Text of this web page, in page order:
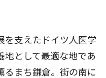
支えたドイツ人医学
地として最適な地であ
るまち鎌倉。街の南に